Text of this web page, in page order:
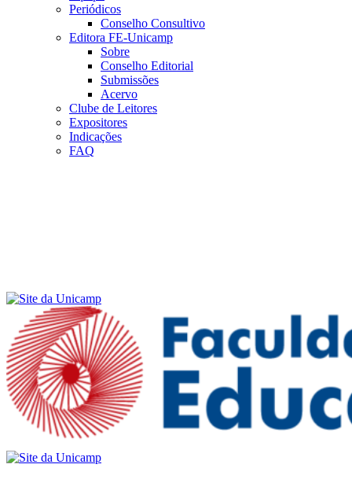
Periódicos
Conselho Consultivo
Editora FE-Unicamp
Sobre
Conselho Editorial
Submissões
Acervo
Clube de Leitores
Expositores
Indicações
FAQ